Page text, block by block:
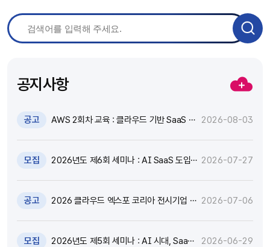
공지사항
공고
AWS 2회차 교육 : 클라우드 기반 SaaS 현
2026-08-03
모집
2026년도 제6회 세미나 : AI SaaS 도입,
2026-07-27
공고
2026 클라우드 엑스포 코리아 전시기업 지 2026-07-06
모집
2026년도 제5회 세미나 : AI 시대, SaaS
2026-06-29